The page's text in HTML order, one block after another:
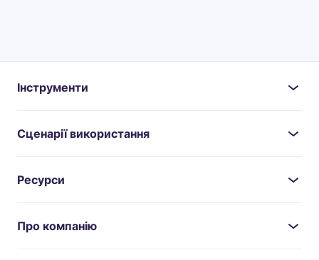
Інструменти
Сценарії використання
Ресурси
Про компанію